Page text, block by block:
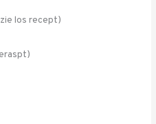
los recept)